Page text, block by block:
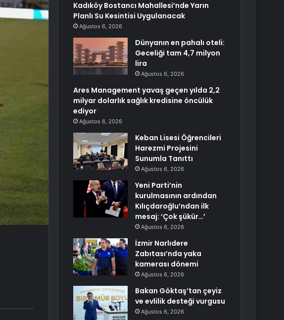
Kadıköy Bostancı Mahallesi’nde Yarın
Planlı Su Kesintisi Uygulanacak
Ağustos 6, 2026
Dünyanın en pahalı oteli:
Geceliği tam 4,7 milyon
lira
Ağustos 6, 2026
Ares Management yavaş geçen yılda 2,2
milyar dolarlık sağlık kredisine öncülük
ediyor
Ağustos 6, 2026
Keban Lisesi Öğrencileri
Harezmi Projesini
Sunumla Tanıttı
Ağustos 6, 2026
Yeni Parti’nin
kurulmasının ardından
Kılıçdaroğlu’ndan ilk
mesaj: ‘Çok şükür…’
Ağustos 6, 2026
İzmir Narlıdere
Zabıtası’nda yaka
kamerası dönemi
Ağustos 6, 2026
Bakan Göktaş’tan çeyiz
ve evlilik desteği vurgusu
Ağustos 6, 2026